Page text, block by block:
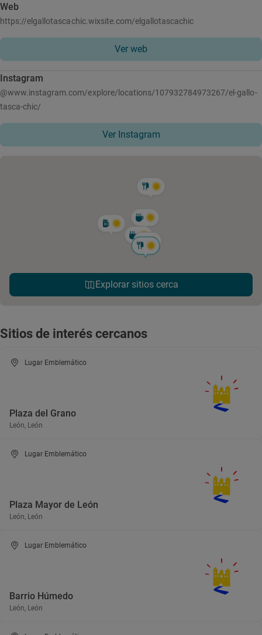
Web
https://elgallotascachic.wixsite.com/elgallotascachic
Ver web
Instagram
@www.instagram.com/explore/locations/107932784973267/el-gallo-
tasca-chic/
Ver Instagram
Explorar sitios cerca
Sitios de interés cercanos
Lugar Emblemático
Plaza del Grano
León, León
Lugar Emblemático
Plaza Mayor de León
León, León
Lugar Emblemático
Barrio Húmedo
León, León